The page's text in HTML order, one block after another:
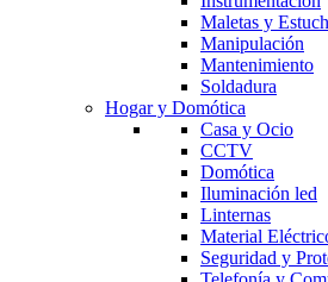
Maletas y
Manipulación
Mantenimiento
Soldadura
Hogar y Domótica
Casa y Ocio
CCTV
Domótica
Iluminación led
Linternas
Material
Seguridad y